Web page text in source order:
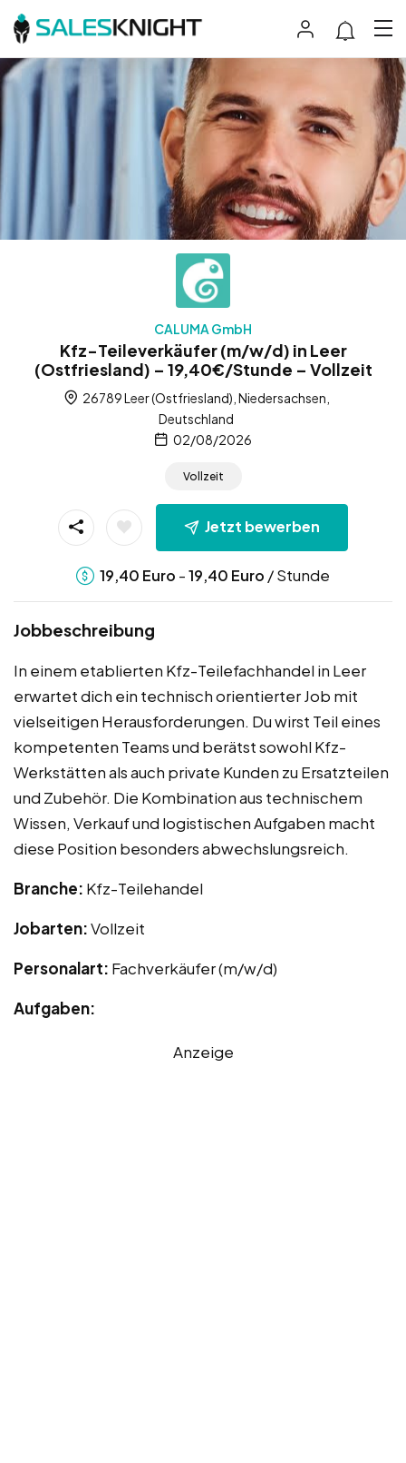
CALUMA GmbH
Kfz-Teileverkäufer (m/w/d) in Leer
(Ostfriesland) – 19,40€/Stunde – Vollzeit
26789 Leer (Ostfriesland), Niedersachsen,
Deutschland
02/08/2026
Vollzeit
Jetzt bewerben
19,40 Euro -19,40 Euro / Stunde
Jobbeschreibung
In einem etablierten Kfz-Teilefachhandel in Leer
erwartet dich ein technisch orientierter Job mit
vielseitigen Herausforderungen. Du wirst Teil eines
kompetenten Teams und berätst sowohl Kfz-
Werkstätten als auch private Kunden zu Ersatzteilen
und Zubehör. Die Kombination aus technischem
Wissen, Verkauf und logistischen Aufgaben macht
diese Position besonders abwechslungsreich.
Branche: Kfz-Teilehandel
Jobarten:Vollzeit
Personalart: Fachverkäufer (m/w/d)
Aufgaben:
Anzeige